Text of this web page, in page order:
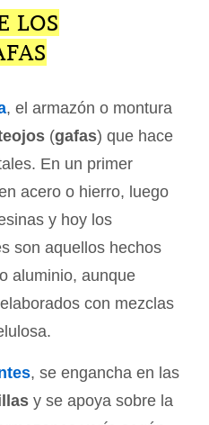
LOS
, el armazón o montura
(gafas) que hace
En un primer
acero o hierro, luego
y hoy los
son aquellos hechos
aluminio, aunque
con mezclas
, se engancha en las
y se apoya sobre la